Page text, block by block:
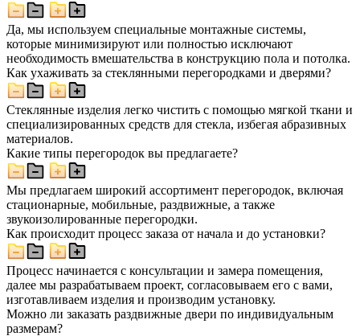
Да, мы используем специальные монтажные системы,
которые минимизируют или полностью исключают
необходимость вмешательства в конструкцию пола и потолка.
Как ухаживать за стеклянными перегородками и дверями?
Стеклянные изделия легко чистить с помощью мягкой ткани и
специализированных средств для стекла, избегая абразивных
материалов.
Какие типы перегородок вы предлагаете?
Мы предлагаем широкий ассортимент перегородок, включая
стационарные, мобильные, раздвижные, а также
звукоизолированные перегородки.
Как происходит процесс заказа от начала и до установки?
Процесс начинается с консультации и замера помещения,
далее мы разрабатываем проект, согласовываем его с вами,
изготавливаем изделия и производим установку.
Можно ли заказать раздвижные двери по индивидуальным
размерам?